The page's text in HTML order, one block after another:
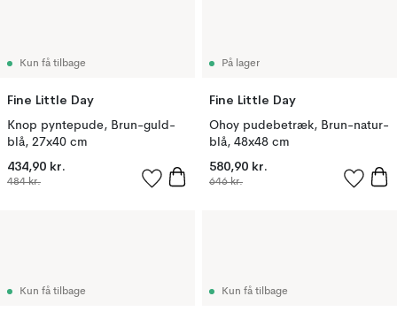
Kun få tilbage
Fine Little Day
Knop pyntepude, Brun-guld-
blå, 27x40 cm
434,90 kr.
484 kr.
På lager
Fine Little Day
Ohoy pudebetræk, Brun-natur-
blå, 48x48 cm
580,90 kr.
646 kr.
Kun få tilbage Kun få tilbage